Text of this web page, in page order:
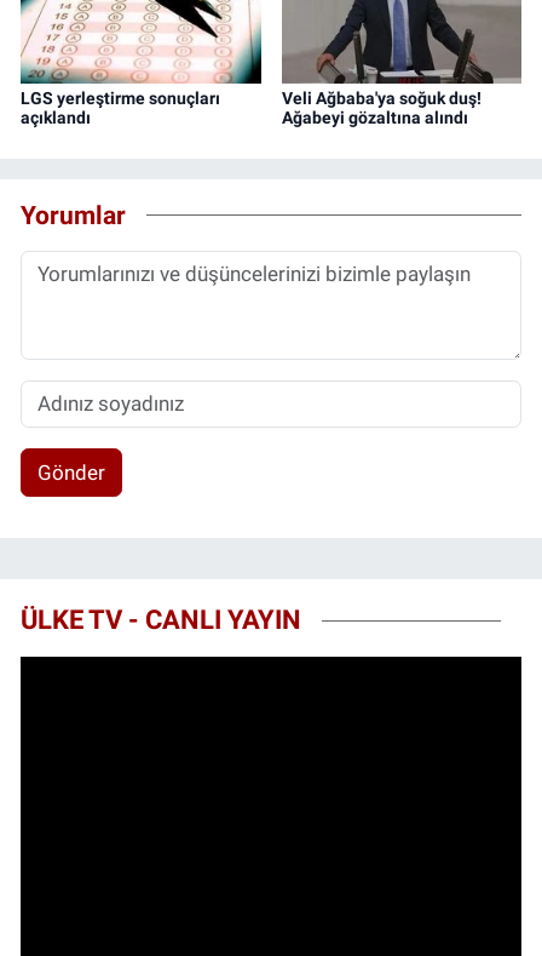
LGS yerleştirme sonuçları
açıklandı
Veli Ağbaba'ya soğuk duş!
Ağabeyi gözaltına alındı
Yorumlar
Gönder
ÜLKE TV - CANLI YAYIN